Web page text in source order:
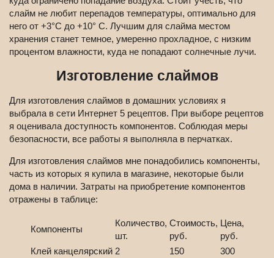
слайм не любит перепадов температуры, оптимально для
него от +3°C до +10° C. Лучшим для слайма местом
хранения станет темное, умеренно прохладное, с низким
процентом влажности, куда не попадают солнечные лучи.
Изготовление слаймов
Для изготовления слаймов в домашних условиях я
выбрала в сети Интернет 5 рецептов. При выборе рецептов
я оценивала доступность компонентов. Соблюдая меры
безопасности, все работы я выполняла в перчатках.
Для изготовления слаймов мне понадобились компоненты,
часть из которых я купила в магазине, некоторые были
дома в наличии. Затраты на приобретение компонентов
отражены в таблице:
Компоненты
Количество,
шт.
Стоимость,
руб.
Цена,
руб.
Клей канцелярский 2 150
300